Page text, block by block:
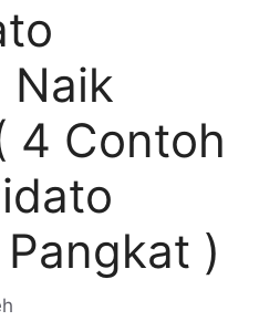
Naik
4 Contoh
)